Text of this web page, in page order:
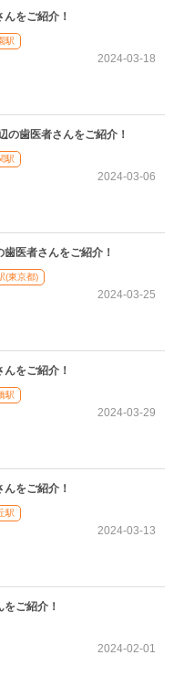
をご紹介！
駅
2024-03-18
の歯医者さんをご紹介！
駅
2024-03-06
医者さんをご紹介！
(東京都)
2024-03-25
をご紹介！
駅
2024-03-29
をご紹介！
駅
2024-03-13
ご紹介！
2024-02-01